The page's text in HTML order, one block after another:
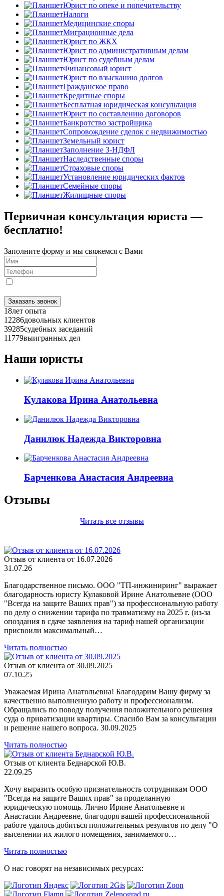
Юрист по опеке и попечительству
Налоги
Медицинские споры
Миграционные дела
Юрист по ЖКХ
Юрист по административным делам
Юрист по судебным делам
Финансовый юрист
Юрист по взысканию долгов
Гражданское право
Кредитные споры
Бесплатная юридическая консультация
Юрист по составлению договоров
Банкротство застройщика
Сопровождение сделок с недвижимостью
Земельный юрист
Заполнение 3-НДФЛ
Наследственные споры
Страховые споры
Установление юридических фактов
Семейные споры
Жилищные споры
Первичная консультация юриста —
бесплатно!
Заполните форму и мы свяжемся с Вами
Заказать звонок
18лет опыта
12286довольных клиентов
39285судебных заседаний
11779выигранных дел
Наши юристы
Кулакова Ирина Анатольевна
Данилюк Надежда Викторовна
Барченкова Анастасия Андреевна
Отзывы
Читать все отзывы
Отзыв от клиента от 16.07.2026
31.07.26
Благодарственное письмо. ООО "ТП-инжиниринг" выражает
благодарность юристу Кулаковой Ирине Анатольевне (ООО
"Всегда на защите Ваших прав") за профессиональную работу
по делу о снижении тарифа по травматизму на 2025 г. (из-за
опоздания в сдаче заявления на тариф нашей организации
присвоили максимальный…
Читать полностью
Отзыв от клиента от 30.09.2025
07.10.25
Уважаемая Ирина Анатольевна! Благодарим Вашу фирму за
качественно выполненную работу и профессионализм.
Обращались по поводу получения положительного решения
суда о приватизации квартиры. Спасибо Вам за консультации
и решение нашего вопроса. 30.09.2025
Читать полностью
Отзыв от клиента Беднарской Ю.В.
22.09.25
Хочу выразить особую признательность сотрудникам ООО
"Всегда на защите Ваших прав" за проделанную
юридическую помощь. Лично Ирине Анатольевне и
Анастасии Андреевне, благодоря вашей профессиональной
работе удалось добиться положительных результов по делу "О
выселении их жилого помещения, занимаемого…
Читать полностью
О нас говорят на независимых ресурсах: